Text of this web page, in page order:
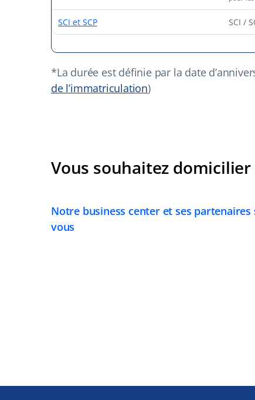
SCI et SCP SCI /
*La durée est définie par la date
de l’immatriculation)
Vous souhaitez
Notre business center et ses partenaires
vous